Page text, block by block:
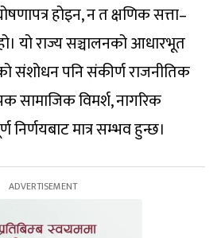
होइन, न त क्षणिक सत्ता–
यो राज्य सञ्चालनको आधारभूत
संशोधन पनि संकीर्ण राजनीतिक
सामाजिक विमर्श, नागरिक
निर्णयबाट मात्र सम्भव हुन्छ।